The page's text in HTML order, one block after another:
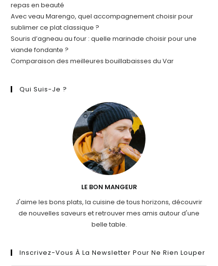
repas en beauté
Avec veau Marengo, quel accompagnement choisir pour
sublimer ce plat classique ?
Souris d’agneau au four : quelle marinade choisir pour une
viande fondante ?
Comparaison des meilleures bouillabaisses du Var
Qui Suis-Je ?
LE BON MANGEUR
J'aime les bons plats, la cuisine de tous horizons, découvrir
de nouvelles saveurs et retrouver mes amis autour d'une
belle table.
Inscrivez-Vous À La Newsletter Pour Ne Rien Louper